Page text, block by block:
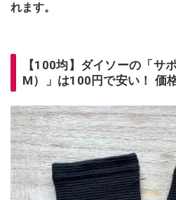
れます。
【100均】ダイソーの「サ
M）」は100円で安い！ 価